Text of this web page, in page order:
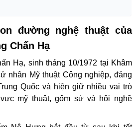
đường nghệ thuật của
Chấn Hạ
Hạ, sinh tháng 10/1972 tại Khâm
nhân Mỹ thuật Công nghiệp, đảng
Quốc và hiện giữ nhiều vai trò
mỹ thuật, gốm sứ và hội nghề